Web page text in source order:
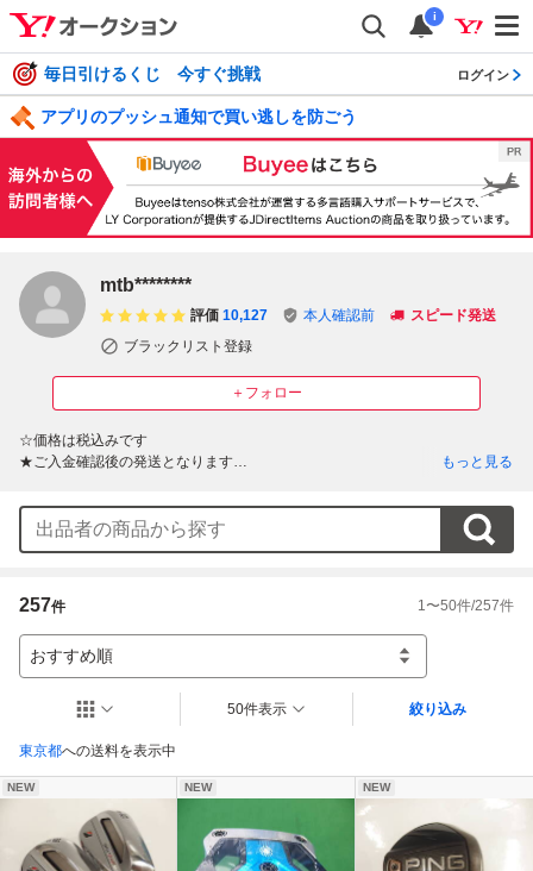
i
毎日引けるくじ 今すぐ挑戦 ログイン
アプリのプッシュ通知で買い逃しを防ごう
mtb********
＋フォロー
評価 10,127 本人確認前
スピード発送
ブラックリスト登録
☆価格は税込みです
★ご入金確認後の発送となります
★佐川急便扱いで発送のみの対応となります　(★離島等、別途中継手数料が
かかる場合がございます)
☆土日・祝祭日は発送対応・メールの返信が出来ない事があります　(平日の
☆領収書は発行致しておりません
★保証書は個人出品のため押印致しておりません。新品でも、元々、保証書
がない品物もあります。
中古品には保証書が付きません。
☆修理、取り扱い方などはメーカー対応でお願いいたします　(解る範囲では
お答えは致します)
◆出品商品についてのご質問、ご要望等はお気軽にお問合せ下さい◆
もっと見る
257件 1 〜50件/257件
おすすめ順
東京都への送料を表示中
50件表示 絞り込み
NEW NEW NEW